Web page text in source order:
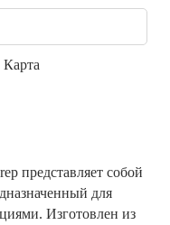
Карта
представляет собой
для
Изготовлен из